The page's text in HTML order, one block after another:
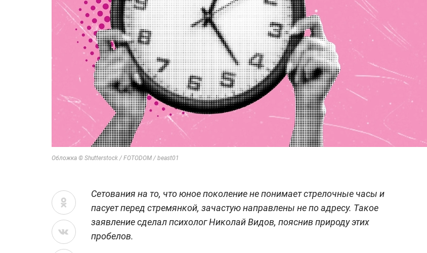
Обложка © Shutterstock / FOTODOM / beast01
Сетования на то, что юное поколение не понимает стрелочные часы и
пасует перед стремянкой, зачастую направлены не по адресу. Такое
заявление сделал психолог Николай Видов, пояснив природу этих
пробелов.